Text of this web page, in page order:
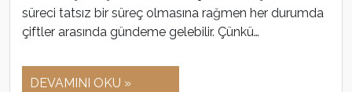
süreci tatsız bir süreç olmasına rağmen her durumda
çiftler arasında gündeme gelebilir. Çünkü…
DEVAMINI OKU »